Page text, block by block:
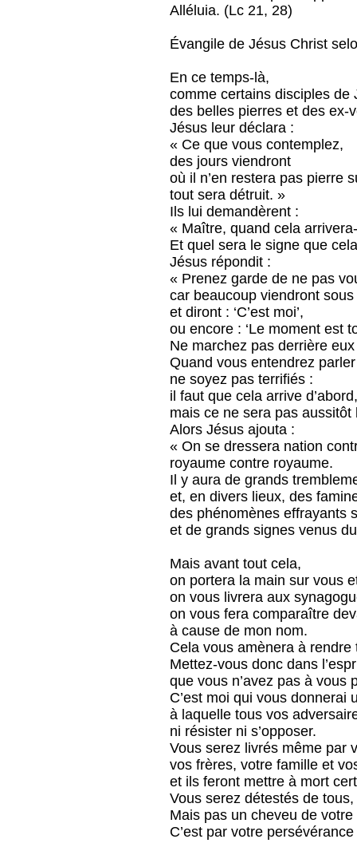
Alléluia. (Lc 21, 28)
Évangile de Jésus Christ
En ce temps-là,
comme certains disciples de
des belles pierres et des ex-
Jésus leur déclara :
« Ce que vous contemplez,
des jours viendront
où il n’en restera pas pierre
tout sera détruit. »
Ils lui demandèrent :
« Maître, quand cela
Et quel sera le signe que
Jésus répondit :
« Prenez garde de ne pas
car beaucoup viendront
et diront : ‘C’est moi’,
ou encore : ‘Le moment est
Ne marchez pas derrière
Quand vous entendrez
ne soyez pas terrifiés :
il faut que cela arrive
mais ce ne sera pas aussitôt
Alors Jésus ajouta :
« On se dressera nation
royaume contre royaume.
Il y aura de grands
et, en divers lieux, des
des phénomènes effrayants
et de grands signes venus
Mais avant tout cela,
on portera la main sur vous
on vous livrera aux
on vous fera comparaître
à cause de mon nom.
Cela vous amènera à rendre
Mettez-vous donc dans
que vous n’avez pas à vous
C’est moi qui vous donnerai
à laquelle tous vos
ni résister ni s’opposer.
Vous serez livrés même par
vos frères, votre famille et
et ils feront mettre à mort
Vous serez détestés de
Mais pas un cheveu de
C’est par votre